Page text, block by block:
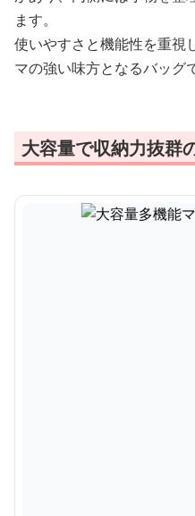
ます。
使いやすさと機能性を重視
マの強い味方となるバッグ
大容量で収納力抜群